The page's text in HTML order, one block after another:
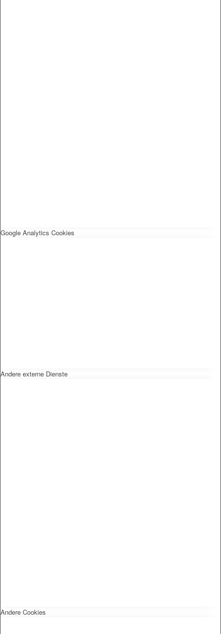
Google Analytics Cookies
Andere externe Dienste
Andere Cookies